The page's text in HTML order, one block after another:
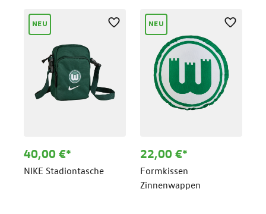
NEU
40,00 €*
NIKE Stadiontasche
NEU
22,00 €*
Formkissen
Zinnenwappen